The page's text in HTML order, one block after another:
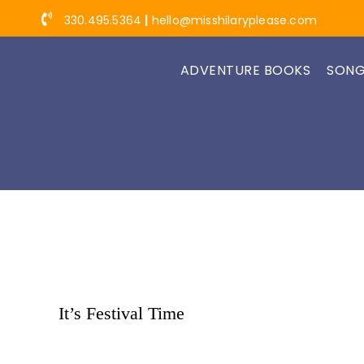
to
330.495.5364 | hello@misshilaryplease.com
ADVENTURE BOOKS
It’s Festival Time